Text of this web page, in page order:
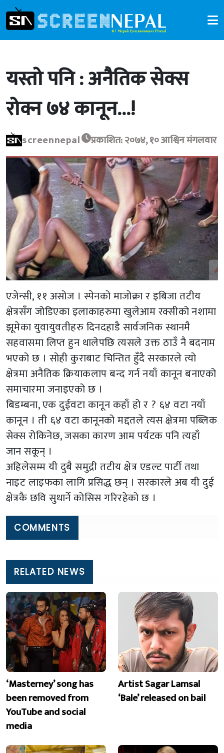
यस्तो पनि : अनैतिक सेक्स
रोक्न ७४ कानून…!
screennepal प्रकाशित: २०७४, १० आश्विन मंगलवार
एजेन्सी, ११ असोज । स्पेनको माजोक्रा र इबिजा तटीय
क्षेत्रसँग जोडिएका इलाकाहरुमा खुलेआम रक्सीको नशामा
झूमेका युवायुवतीहरु दिनदहाडै सार्वजनिक स्थानमै
सहवासमा लिप्त हुन थालेपछि त्यसले उक्त ठाउँ नै बदनाम
भएको छ । सोही कुराबाट चिन्तित हुँदै सरकारले त्यो
क्षेत्रमा अनैतिक क्रियाकलाप बन्द गर्न नयाँ कानून बनाएको
समाचारमा जनाइएको छ ।
बिडम्बना, एक दुईवटा कानून कहाँ हो र ? ६४ वटा नयाँ
कानून । ती ६४ वटा कानूनको मद्दतले त्यस क्षेत्रमा पब्लिक
सेक्स रोकिनेछ, जसका कारण आम पर्यटक पनि त्यहाँ
जान सकून् ।
अहिलेसम्म यी दुबै समुद्री तटीय क्षेत्र एडल्ट पार्टी तथा
नाइट लाइफका लागि प्रसिद्ध छन् । सरकारले अब यी दुई
क्षेत्रकै छवि सुधार्ने कोसिस गरिरहेको छ ।
COMMENTS
RELATED NEWS
‘Masterney’ song has
been removed from
YouTube and social
media
Artist Sagar Lamsal
‘Bale’ released on bail